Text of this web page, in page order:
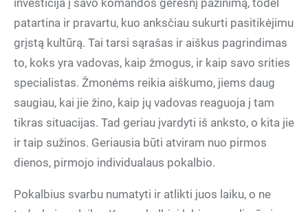
investicija į savo komandos geresnį pažinimą, todėl
patartina ir pravartu, kuo anksčiau sukurti pasitikėjimu
grįstą kultūrą. Tai tarsi sąrašas ir aiškus pagrindimas
to, koks yra vadovas, kaip žmogus, ir kaip savo srities
specialistas. Žmonėms reikia aiškumo, jiems daug
saugiau, kai jie žino, kaip jų vadovas reaguoja į tam
tikras situacijas. Tad geriau įvardyti iš anksto, o kita jie
ir taip sužinos. Geriausia būti atviram nuo pirmos
dienos, pirmojo individualaus pokalbio.
Pokalbius svarbu numatyti ir atlikti juos laiku, o ne